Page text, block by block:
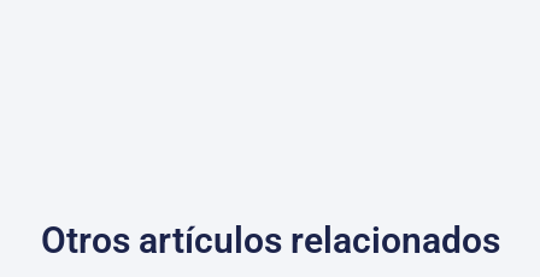
Otros artículos relacionados